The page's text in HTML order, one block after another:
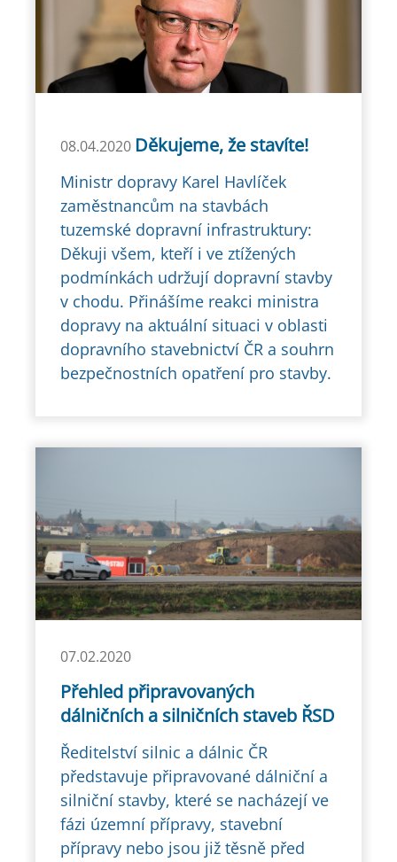
08.04.2020 Děkujeme, že stavíte!
Ministr dopravy Karel Havlíček
zaměstnancům na stavbách
tuzemské dopravní infrastruktury:
Děkuji všem, kteří i ve ztížených
podmínkách udržují dopravní stavby
v chodu. Přinášíme reakci ministra
dopravy na aktuální situaci v oblasti
dopravního stavebnictví ČR a souhrn
bezpečnostních opatření pro stavby.
07.02.2020
Přehled připravovaných
dálničních a silničních staveb ŘSD
Ředitelství silnic a dálnic ČR
představuje připravované dálniční a
silniční stavby, které se nacházejí ve
fázi územní přípravy, stavební
přípravy nebo jsou již těsně před